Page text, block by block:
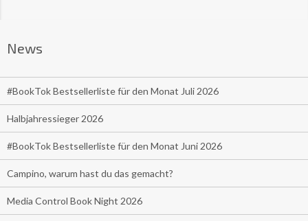
News
#BookTok Bestsellerliste für den Monat Juli 2026
Halbjahressieger 2026
#BookTok Bestsellerliste für den Monat Juni 2026
Campino, warum hast du das gemacht?
Media Control Book Night 2026